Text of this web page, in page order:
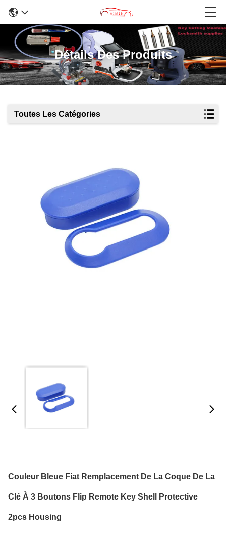
Détails Des Produits
Toutes Les Catégories
Couleur Bleue Fiat Remplacement De La Coque De La
Clé À 3 Boutons Flip Remote Key Shell Protective
2pcs Housing